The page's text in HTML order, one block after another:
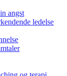
angst
ledelse